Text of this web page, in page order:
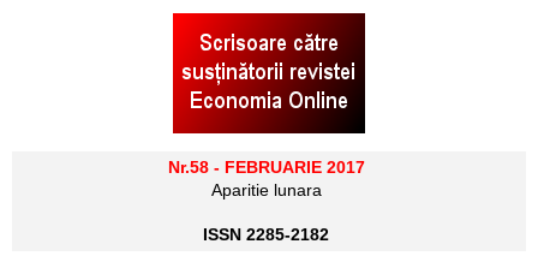
Nr.58 - FEBRUARIE 2017
Aparitie lunara
ISSN 2285-2182